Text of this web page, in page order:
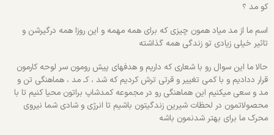
کو مد ؟
اسم ما از مد میاد همون چیزی که برای همه مهمه و این روزا همه درگیرشن و
تاثیر خیلی زیادی تو زندگی همه گذاشته
حالا ما این سوال رو با شعاری که داریم و هدفهای پیش رومون سر لوحه کارمون
قرار ددادیم و با کمی تغییر و قرتی ترش کردیم که شد ، کـ مد ، هماهنگی تن و
مد و سعی میکنیم این هماهنگی رو در مجموعه کمدشاپ براتون محیا کنیم تا با
محصولاتمون در لحظات شیرین زندگیتون باشیم تا انرژی و شادی شما نیروی
محرک ما برای بهتر شدنمون باشه